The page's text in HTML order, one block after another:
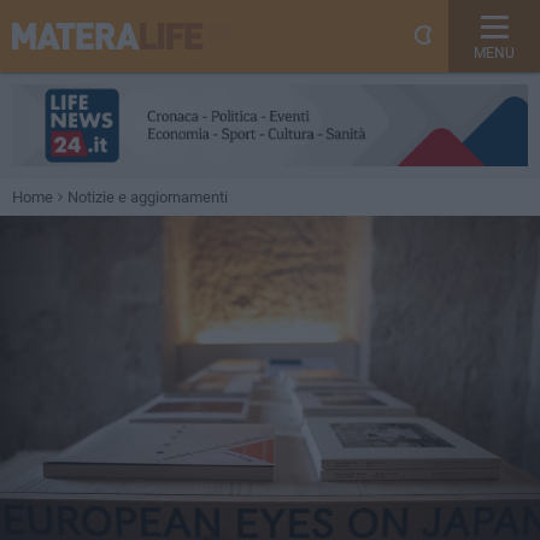
MENU
Home Notizie e aggiornamenti